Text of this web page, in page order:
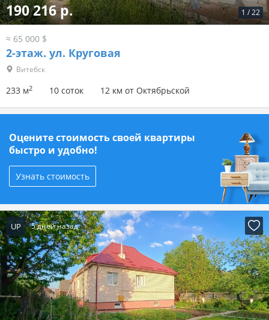
1 /22
190 216 р.
≈ 65 000 $
2-этаж. ул. Круговая
Витебск
233 м2 10 соток 12 км от Октябрьской
Оцените стоимость своей квартиры
быстро и удобно!
Узнать стоимость
UP 5 дней назад